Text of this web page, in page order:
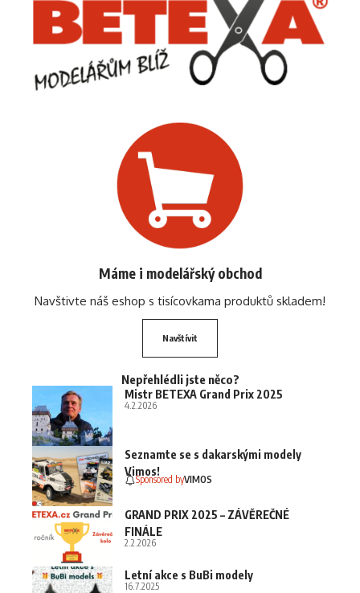
Máme i modelářský obchod
Navštivte náš eshop s tisícovkama produktů skladem!
Navštívit
Nepřehlédli jste něco?
Mistr BETEXA Grand Prix 2025
4.2.2026
Seznamte se s dakarskými modely
Vimos!
Sponsored byVIMOS
GRAND PRIX 2025 – ZÁVĚREČNÉ
FINÁLE
2.2.2026
Letní akce s BuBi modely
16.7.2025